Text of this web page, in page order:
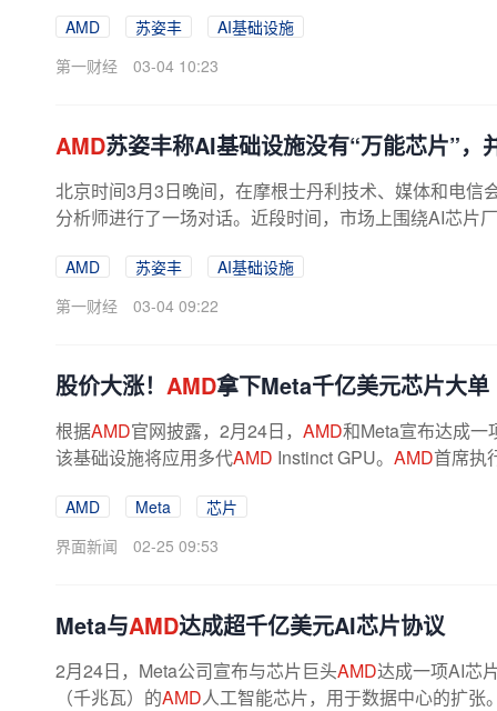
AMD 苏姿丰
AI基础设施
第一财经
03-04 10:23
AMD苏姿丰称AI基础设施没有“万能芯片”，
北京时间3月3日晚间，在摩根士丹利技术、媒体和电信
分析师进行了一场对话。近段时间，市场上围绕AI芯片
AMD 苏姿丰
AI基础设施
第一财经
03-04 09:22
股价大涨！ AMD拿下Meta千亿美元芯片大单
根据AMD官网披露，2月24日， AMD和Meta宣布达成一
该基础设施将应用多代AMD Instinct GPU。 AMD首席执
AMD Meta
芯片
界面新闻
02-25 09:53
Meta与AMD达成超千亿美元AI芯片协议
2月24日，Meta公司宣布与芯片巨头AMD达成一项AI芯
（千兆瓦）的AMD人工智能芯片，用于数据中心的扩